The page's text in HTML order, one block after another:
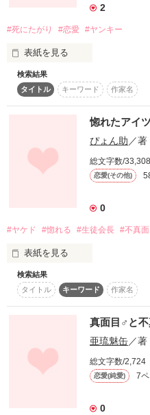
｢あ、俺のことは好きにならな
とか言ったくせに
｢あー、わりぃ。この子俺のお
｢なんでだろ、すっごい手離し
好きになるに決まってる___
2
#死にたがり #恋愛 #ヤンキー
表紙を見る
死にたがりの森下夢と自殺を
物語です。
作
検索結果
タイトル
キーワード 作家名
惚れたアイ
ぴょん助 ／著
総文字数/33,308
恋愛(その他)
0
#ヤケド #惚れる #生徒会長 #不真面
表紙を見る
明日から俺とお前が付き合う
もし相手に惚れたら負けで
相手に俺が卒業するまで
検索結果
タイトル
キーワード 作家名
真面目♂と
亜琉魅缶／著
総文字数/2,724
恋愛(純愛) 7
0